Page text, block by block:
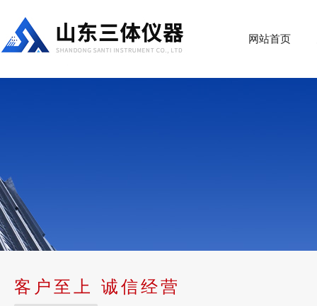
网站首页
客户至上 诚信经营